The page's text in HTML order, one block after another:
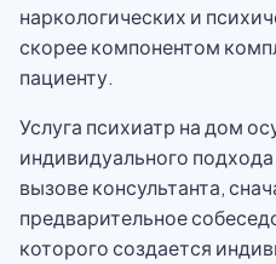
наркологических и
скорее компонентом
пациенту.
Услуга психиатр на дом
индивидуального
вызове консультанта,
предварительное
которого создается